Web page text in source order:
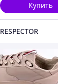
Купить
RESPECTOR